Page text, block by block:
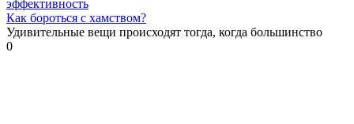
эффективность
Как бороться с хамством?
Удивительные вещи происходят тогда, когда большинство
0